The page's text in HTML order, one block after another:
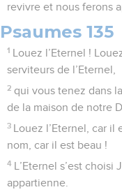
revivre et nous ferons
Psaumes 135
1 Louez l’Eternel !
serviteurs de l’Eternel,
2 qui vous tenez dans
de la maison de notre
3 Louez l’Eternel, car il
nom, car il est beau !
4 L’Eternel s’est choisi
appartienne.